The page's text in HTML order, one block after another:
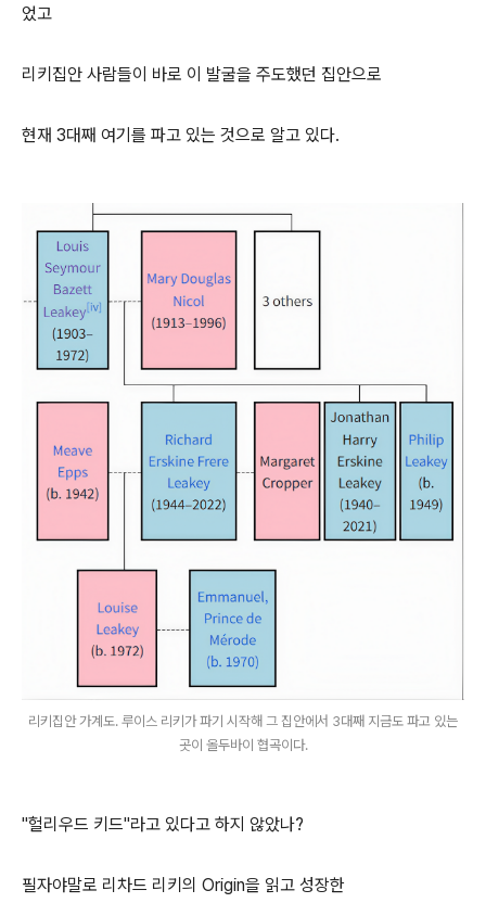
었고
리키집안 사람들이 바로 이 발굴을 주도했던 집안으로
현재 3대째 여기를 파고 있는 것으로 알고 있다.
리키집안 가계도. 루이스 리키가 파기 시작해 그 집안에서 3대째 지금도 파고 있는
곳이 올두바이 협곡이다.
"헐리우드 키드"라고 있다고 하지 않았나?
필자야말로 리차드 리키의 Origin을 읽고 성장한